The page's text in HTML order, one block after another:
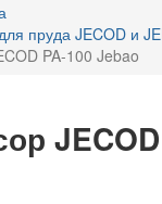
пруда JECOD и
PA-100 Jebao